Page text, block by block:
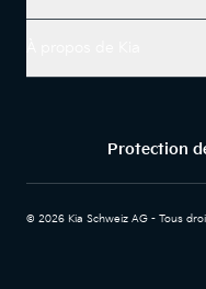
Protection
© 2026 Kia Schweiz AG - Tous